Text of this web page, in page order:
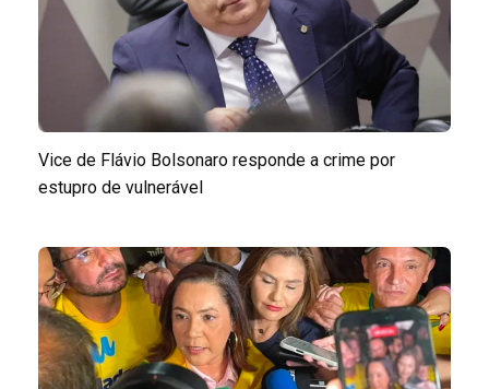
Vice de Flávio Bolsonaro responde a crime por
estupro de vulnerável